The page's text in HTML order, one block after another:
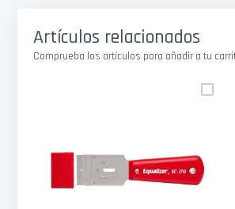
imágenes
Artículos relacionados
Comprueba los artículos para añadir a tu